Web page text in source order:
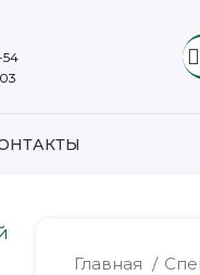
54
Главная